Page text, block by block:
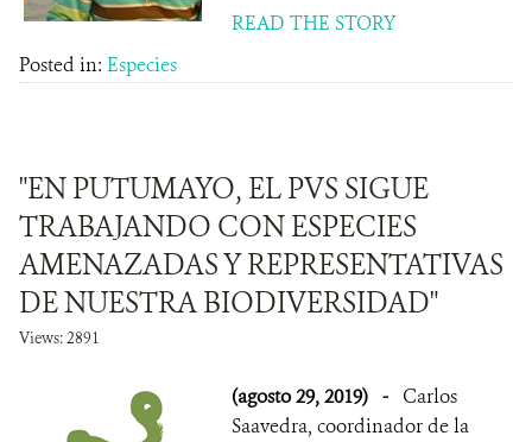
READ THE STORY
Posted in: Especies
"EN PUTUMAYO, EL PVS SIGUE
TRABAJANDO CON ESPECIES
AMENAZADAS Y REPRESENTATIVAS
DE NUESTRA BIODIVERSIDAD"
Views: 2891
(agosto 29, 2019) - Carlos
Saavedra, coordinador de la